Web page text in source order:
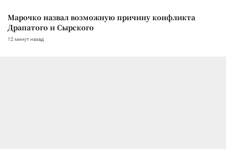
Марочко назвал возможную причину конфликта
Драпатого и Сырского
12 минут назад